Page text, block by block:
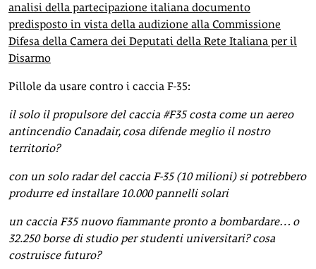
analisi della partecipazione italiana documento
predisposto in vista della audizione alla Commissione
Difesa della Camera dei Deputati della Rete Italiana per il
Disarmo
Pillole da usare contro i caccia F-35:
il solo il propulsore del caccia #F35 costa come un aereo
antincendio Canadair, cosa difende meglio il nostro
territorio?
con un solo radar del caccia F-35 (10 milioni) si potrebbero
produrre ed installare 10.000 pannelli solari
un caccia F35 nuovo fiammante pronto a bombardare… o
32.250 borse di studio per studenti universitari? cosa
costruisce futuro?